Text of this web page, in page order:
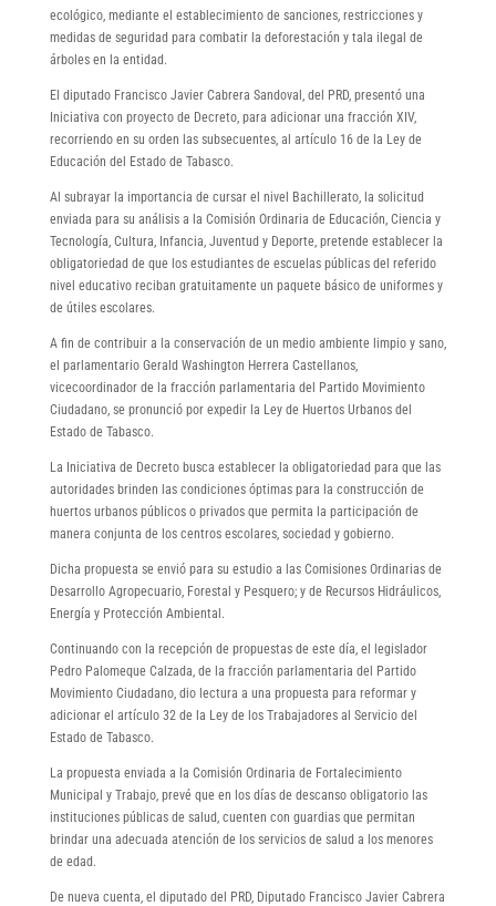
ecológico, mediante el establecimiento de sanciones, restricciones y
medidas de seguridad para combatir la deforestación y tala ilegal de
árboles en la entidad.
El diputado Francisco Javier Cabrera Sandoval, del PRD, presentó una
Iniciativa con proyecto de Decreto, para adicionar una fracción XIV,
recorriendo en su orden las subsecuentes, al artículo 16 de la Ley de
Educación del Estado de Tabasco.
Al subrayar la importancia de cursar el nivel Bachillerato, la solicitud
enviada para su análisis a la Comisión Ordinaria de Educación, Ciencia y
Tecnología, Cultura, Infancia, Juventud y Deporte, pretende establecer la
obligatoriedad de que los estudiantes de escuelas públicas del referido
nivel educativo reciban gratuitamente un paquete básico de uniformes y
de útiles escolares.
A fin de contribuir a la conservación de un medio ambiente limpio y sano,
el parlamentario Gerald Washington Herrera Castellanos,
vicecoordinador de la fracción parlamentaria del Partido Movimiento
Ciudadano, se pronunció por expedir la Ley de Huertos Urbanos del
Estado de Tabasco.
La Iniciativa de Decreto busca establecer la obligatoriedad para que las
autoridades brinden las condiciones óptimas para la construcción de
huertos urbanos públicos o privados que permita la participación de
manera conjunta de los centros escolares, sociedad y gobierno.
Dicha propuesta se envió para su estudio a las Comisiones Ordinarias de
Desarrollo Agropecuario, Forestal y Pesquero; y de Recursos Hidráulicos,
Energía y Protección Ambiental.
Continuando con la recepción de propuestas de este día, el legislador
Pedro Palomeque Calzada, de la fracción parlamentaria del Partido
Movimiento Ciudadano, dio lectura a una propuesta para reformar y
adicionar el artículo 32 de la Ley de los Trabajadores al Servicio del
Estado de Tabasco.
La propuesta enviada a la Comisión Ordinaria de Fortalecimiento
Municipal y Trabajo, prevé que en los días de descanso obligatorio las
instituciones públicas de salud, cuenten con guardias que permitan
brindar una adecuada atención de los servicios de salud a los menores
de edad.
De nueva cuenta, el diputado del PRD, Diputado Francisco Javier Cabrera